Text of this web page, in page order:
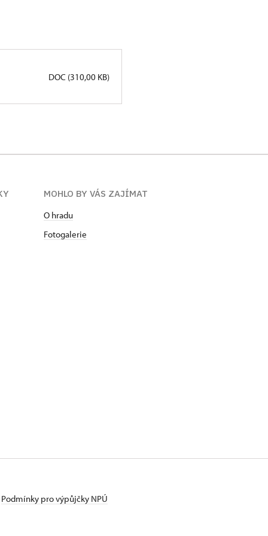
DOC (310,00 KB)
MOHLO BY VÁS ZAJÍMAT
O hradu
Fotogalerie
Podmínky pro výpůjčky NPÚ